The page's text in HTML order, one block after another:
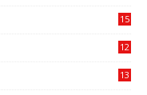
15
12
13